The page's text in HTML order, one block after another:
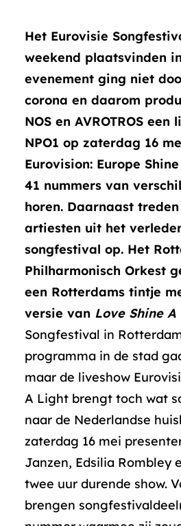
Het Eurovisie
weekend plaatsvinden
evenement ging niet
corona en daarom
NOS en AVROTROS een
NPO1 op zaterdag 16
Eurovision: Europe
41 nummers van
horen. Daarnaast
artiesten uit het
songfestival op. Het
Philharmonisch Orkest
een Rotterdams tintje
versie van Love Shine
Songfestival in
programma in de stad
maar de liveshow
A Light brengt toch wat
naar de Nederlandse
zaterdag 16 mei
Janzen, Edsilia Rombley
twee uur durende show.
brengen